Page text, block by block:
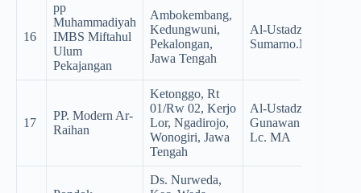
16
pp
Muhammadiyah
IMBS Miftahul
Ulum
Pekajangan
Ambokembang,
Kedungwuni,
Pekalongan,
Jawa Tengah
Al-Ustadz Dr.
Sumarno.M.Pd.I
17
PP. Modern Ar-
Raihan
Ketonggo, Rt
01/Rw 02, Kerjo
Lor, Ngadirojo,
Wonogiri, Jawa
Tengah
Al-Ustadz KH. Dr.
Gunawan Setya Adi,
Lc. MA
Ds. Nurweda,